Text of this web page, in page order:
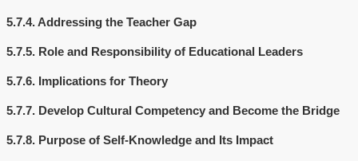
5.7.4.Addressing the Teacher Gap
5.7.5. Role and Responsibility of Educational Leaders
5.7.6. Implications for Theory
5.7.7. Develop Cultural Competency and Become the Bridge
5.7.8. Purpose of Self-Knowledge and Its Impact